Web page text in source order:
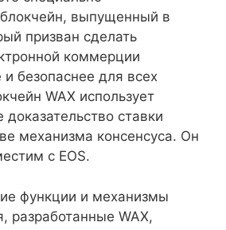
выпущенный в
призван сделать
коммерции
безопаснее для всех
WAX использует
ставки
механизма консенсуса. Он
с EOS.
функции и механизмы
разработанные WAX,